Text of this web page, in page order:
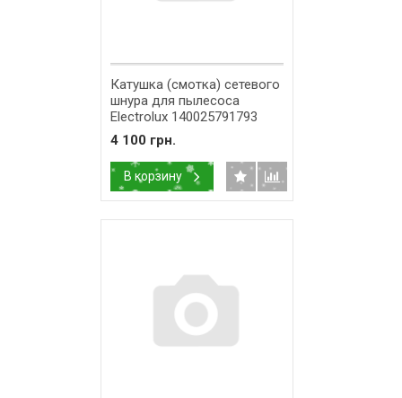
Катушка (смотка) сетевого
шнура для пылесоса
Electrolux 140025791793
4 100 грн.
В корзину